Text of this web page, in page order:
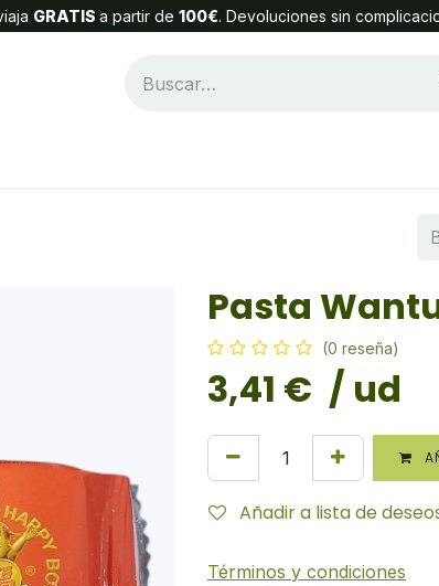
GRATIS a partir de 100€. Devoluciones sin
Pasta
(0 reseña)
3,41 € / ud
Añadir a lista de
Términos y condiciones